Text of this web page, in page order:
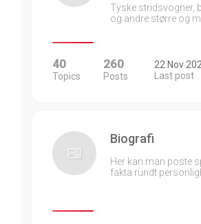
Tyske stridsvogner,
og andre større og
40
Topics
260
Posts
22 Nov
Last post
Biografi
Her kan man poste
fakta rundt